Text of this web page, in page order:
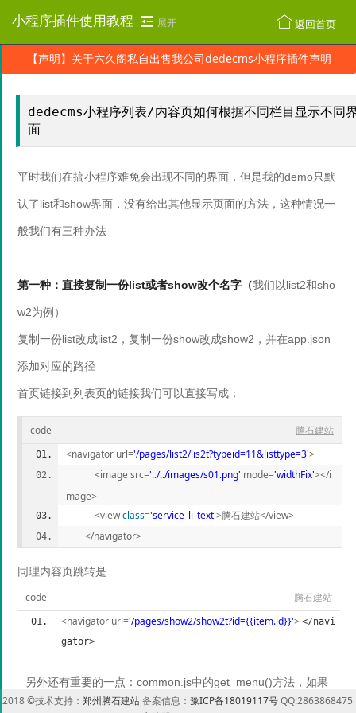
小程序插件使用教程 展开 返回首页
【声明】关于六久阁私自出售我公司dedecms小程序插件声明
dedecms小程序列表/内容页如何根据不同栏目显示不同
面
平时我们在搞小程序难免会出现不同的界面，但是我的demo只默
认了list和show界面，没有给出其他显示页面的方法，这种情况一
般我们有三种办法
第一种：直接复制一份list或者show改个名字（我们以list2和sho
w2为例）
复制一份list改成list2，复制一份show改成show2，并在app.json
添加对应的路径
首页链接到列表页的链接我们可以直接写成：
code
腾石建站
<navigator url='/pages/list2/lis2t?typeid=11&listtype=3'>
<image src='../../images/s01.png' mode='widthFix'></i
mage>
<view class='service_li_text'>腾石建站</view>
</navigator>
同理内容页跳转是
code
腾石建站
<navigator url='/pages/show2/show2t?id={{item.id}}'> </navi
gator>
另外还有重要的一点：common.js中的get_menu()方法，如果
你这个栏目对应的url不是默认的/pages/list/list/,你就需要特殊判
2018 ©技术支持： 郑州腾石建站备案信息： 豫ICP备18019117号QQ:2863868475
dedecms小程序列表/内
目显示不同界面
平时我们在搞小程序难免会出
demo只默认了list和show界面，没
法，这种情况一般我们有三种办法